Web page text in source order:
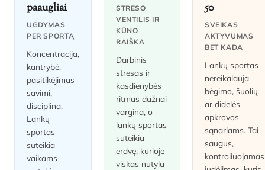
paaugliai
UGDYMAS
PER SPORTĄ
Koncentracija,
kantrybė,
pasitikėjimas
savimi,
disciplina.
Lankų
sportas
suteikia
vaikams
STRESO
VENTILIS IR
KŪNO
RAIŠKA
Darbinis
stresas ir
kasdienybės
ritmas dažnai
vargina, o
lankų sportas
suteikia
erdvę, kurioje
viskas nutyla
50
SVEIKAS
AKTYVUMAS
BET KADA
Lankų sportas
nereikalauja
bėgimo, šuolių
ar didelės
apkrovos
sąnariams. Tai
saugus,
kontroliuojamas